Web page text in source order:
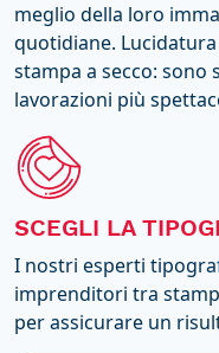
meglio della loro
quotidiane.
stampa a secco: sono
lavorazioni più
SCEGLI LA
I nostri esperti
imprenditori tra
per assicurare un